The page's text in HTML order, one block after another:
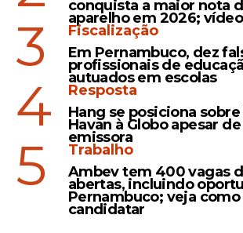
obstetrícia.
O edital também inclui vagas
profissionais das áreas de
farmácia, além de
engenharia, jornalismo,
jurídicos e análise de
religiosa, a seleção prevê uma
capelão católico.
conquista a maior nota
aparelho em 2026; vídeo
3
Fiscalização
Em Pernambuco, dez
profissionais de
autuados em escolas
4
Resposta
Hang se posiciona
Havan à Globo apesar
emissora
5
Trabalho
Ambev tem 400 vagas
abertas, incluindo
Pernambuco; veja como
candidatar